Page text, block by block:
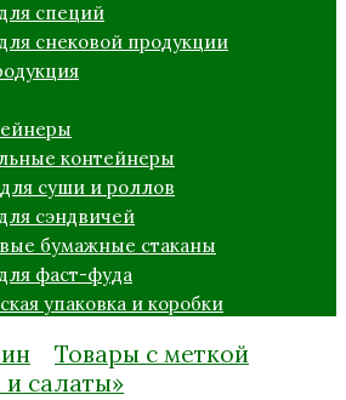
специй
снековой продукции
контейнеры
суши и роллов
сэндвичей
бумажные стаканы
фаст-фуда
упаковка и коробки
Товары с меткой
салаты»